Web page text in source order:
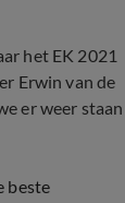
het EK 2021
Erwin van de
er weer staan
beste